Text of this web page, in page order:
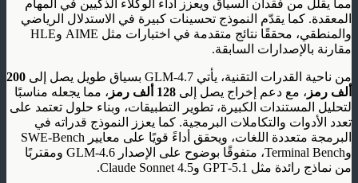
مما يقلل من فقدان السياق ويعزز أداء الوكلاء الذكيين في المهام
المعقدة. كما يقدّم النموذج تحسينات كبيرة في الاستدلال الرياضي
والمنطقي، محققًا نتائج متقدمة في اختبارات مثل AIME وHLE
مقارنة بالإصدارات السابقة.
من ناحية القدرات التقنية، يأتي GLM‑4.7 بسياق طويل يصل إلى
200
ألف رمز ، مع دعم إخراج يصل إلى 128 ألف رمز
، مما يجعله مناسبًا
لتحليل المستندات الكبيرة، تطوير التطبيقات، وبناء حلول تعتمد على
تعدد الأدوات والتكاملات البرمجية. كما يعزز النموذج قدراته في
البرمجة متعددة اللغات، ويحقق أداءً قويًا على معايير SWE‑Bench
وTerminal Bench، متفوقًا بوضوح على الإصدار GLM‑4.6 ومقتربًا
من نماذج رائدة مثل GPT‑5.1 وClaude Sonnet 4.5.